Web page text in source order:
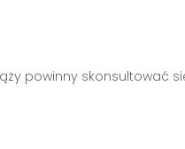
powinny skonsultować